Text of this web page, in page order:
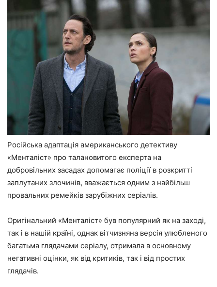
Російська адаптація американського детективу
«Менталіст» про талановитого експерта на
добровільних засадах допомагає поліції в розкритті
заплутаних злочинів, вважається одним з найбільш
провальних ремейків зарубіжних серіалів.
Оригінальний «Менталіст» був популярний як на заході,
так і в нашій країні, однак вітчизняна версія улюбленого
багатьма глядачами серіалу, отримала в основному
негативні оцінки, як від критиків, так і від простих
глядачів.